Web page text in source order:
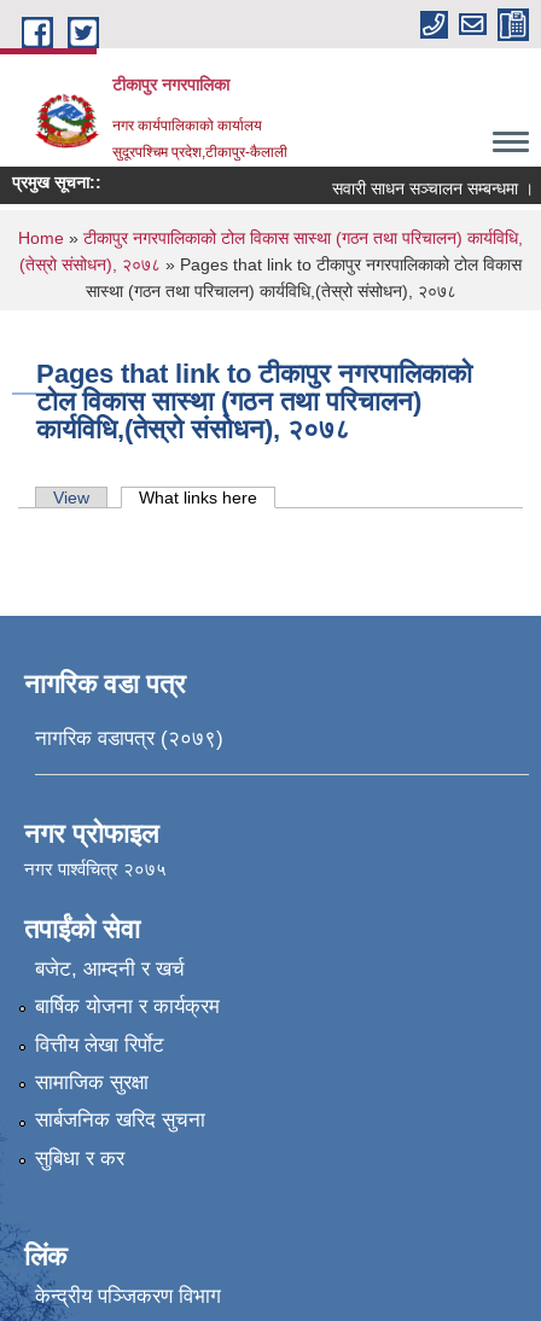
Skip to main content
टीकापुर नगरपालिका
नगर कार्यपालिकाको कार्यालय
सुदूरपश्चिम प्रदेश,टीकापुर-कैलाली
प्रमुख सूचना:: सवारी साधन सञ्चालन सम्बन्धमा ।
You are here
Home » टीकापुर नगरपालिकाको टोल विकास सास्था (गठन तथा परिचालन) कार्यविधि,
(तेस्रो संसोधन), २०७८ » Pages that link to टीकापुर नगरपालिकाको टोल विकास
सास्था (गठन तथा परिचालन) कार्यविधि,(तेस्रो संसोधन), २०७८
Pages that link to टीकापुर नगरपालिकाको
टोल विकास सास्था (गठन तथा परिचालन)
कार्यविधि,(तेस्रो संसोधन), २०७८
Primary tabs
View What links here
नागरिक वडा पत्र
नागरिक वडापत्र (२०७९)
नगर प्रोफाइल
नगर पार्श्वचित्र २०७५
तपाईंको सेवा
बजेट, आम्दनी र खर्च
बार्षिक योजना र कार्यक्रम
वित्तीय लेखा रिर्पाेट
सामाजिक सुरक्षा
सार्बजनिक खरिद सुचना
सुबिधा र कर
लिंक
केन्द्रीय पञ्जिकरण विभाग